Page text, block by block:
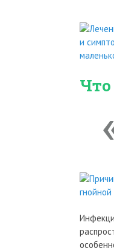
Что